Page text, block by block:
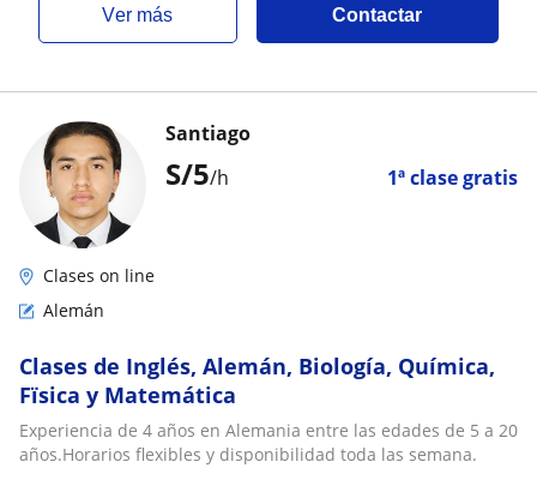
ver más Contactar
S/5/h 1ª clase gratis
Santiago
Clases on line
Alemán
Clases de Inglés, Alemán, Biología, Química,
Fïsica y Matemática
Experiencia de 4 años en Alemania entre las edades de 5 a 20
años.Horarios flexibles y disponibilidad toda las semana.